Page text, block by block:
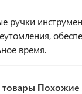
ручки
время.
Похожие